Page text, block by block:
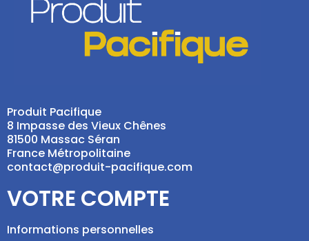
Produit Pacifique
8 Impasse des Vieux Chênes
81500 Massac Séran
France Métropolitaine
contact@produit-pacifique.com
VOTRE COMPTE
Informations personnelles